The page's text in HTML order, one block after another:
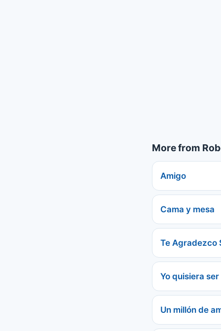
More from
Amigo
Cama y mesa
Te Agradezco
Yo quisiera
Un millón de